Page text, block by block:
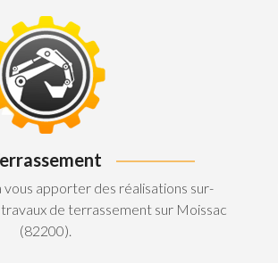
vous apporter des réalisations sur-
de terrassement sur Moissac
(82200).